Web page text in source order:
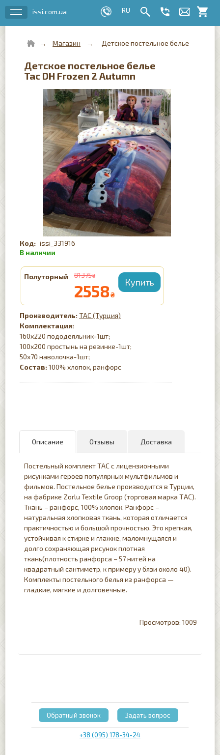
issi.com.ua
Магазин Детское постельное белье
Детское постельное белье
Tac DH Frozen 2 Autumn
issi_331916
Полуторный 81375₴
2558₴
TAC (Турция)
Комплектация:
160х220 пододеяльник-1шт;
100х200 простынь на резинке-1шт;
50х70 наволочка-1шт;
Состав: 100% хлопок, ранфорс
Описание Отзывы Доставка
Постельный комплект TAC с лицензионными
рисунками героев популярных мультфильмов и
фильмов. Постельное белье производится в Турции,
на фабрике Zorlu Textile Groop (торговая марка ТАС).
Ткань – ранфорс, 100% хлопок. Ранфорс –
натуральная хлопковая ткань, которая отличается
практичностью и большой прочностью. Это крепкая,
устойчивая к стирке и глажке, маломнущаяся и
долго сохраняющая рисунок плотная
ткань(плотность ранфорса – 57 нитей на
квадратный сантиметр, к примеру у бязи около 40).
Комплекты постельного белья из ранфорса —
гладкие, мягкие и долговечные.
1009
+38 (095) 178-34-24
Обратный звонок Задать вопрос